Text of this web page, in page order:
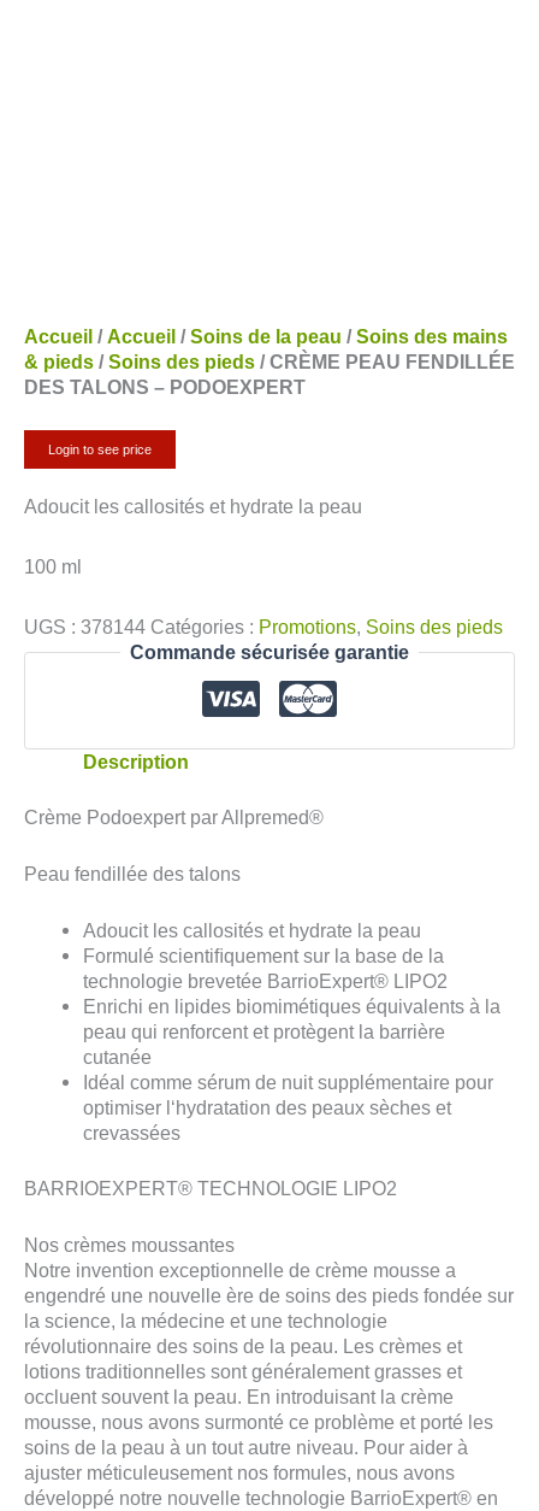
Accueil /Accueil /Soins de la peau /Soins des mains
& pieds /Soins des pieds / CRÈME PEAU FENDILLÉE
DES TALONS – PODOEXPERT
Login to see price
Adoucit les callosités et hydrate la peau
100 ml
UGS : 378144 Catégories : Promotions, Soins des pieds
Commande sécurisée garantie
Description
Crème Podoexpert par Allpremed®
Peau fendillée des talons
Adoucit les callosités et hydrate la peau
Formulé scientiﬁquement sur la base de la
technologie brevetée BarrioExpert® LIPO2
Enrichi en lipides biomimétiques équivalents à la
peau qui renforcent et protègent la barrière
cutanée
Idéal comme sérum de nuit supplémentaire pour
optimiser l‘hydratation des peaux sèches et
crevassées
BARRIOEXPERT® TECHNOLOGIE LIPO2
Nos crèmes moussantes
Notre invention exceptionnelle de crème mousse a
engendré une nouvelle ère de soins des pieds fondée sur
la science, la médecine et une technologie
révolutionnaire des soins de la peau. Les crèmes et
lotions traditionnelles sont généralement grasses et
occluent souvent la peau. En introduisant la crème
mousse, nous avons surmonté ce problème et porté les
soins de la peau à un tout autre niveau. Pour aider à
ajuster méticuleusement nos formules, nous avons
développé notre nouvelle technologie BarrioExpert® en